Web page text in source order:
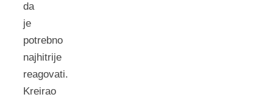
da
je
potrebno
najhitrije
reagovati.
Kreirao